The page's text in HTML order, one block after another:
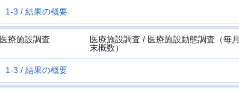
1-3 結果の概要
医療施設調査
医療施設調査 / 医療施設動態調査（毎月
末概数）
1-3 結果の概要